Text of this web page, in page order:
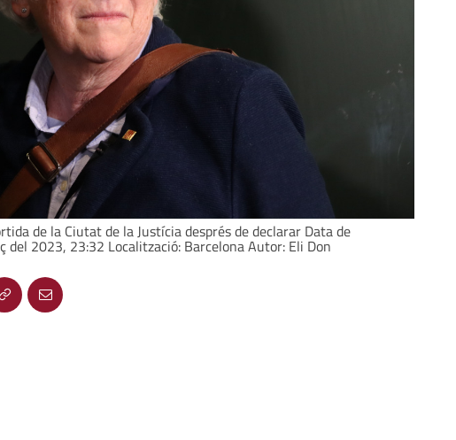
de la Ciutat de la Justícia després de declarar Data de
del 2023, 23:32 Localització: Barcelona Autor: Eli Don